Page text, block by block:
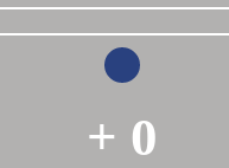
+ 0